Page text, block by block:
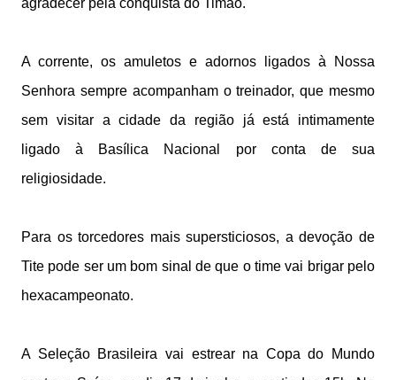
agradecer pela conquista do Timão.
A corrente, os amuletos e adornos ligados à Nossa
Senhora sempre acompanham o treinador, que mesmo
sem visitar a cidade da região já está intimamente
ligado à Basílica Nacional por conta de sua
religiosidade.
Para os torcedores mais supersticiosos, a devoção de
Tite pode ser um bom sinal de que o time vai brigar pelo
hexacampeonato.
A Seleção Brasileira vai estrear na Copa do Mundo